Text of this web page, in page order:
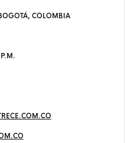
COLOMBIA